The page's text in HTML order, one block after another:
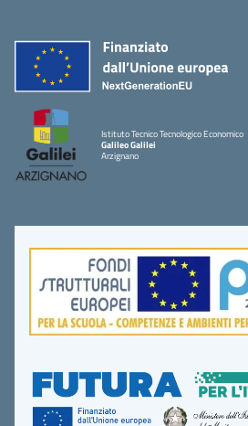
Istituto Tecnico Tecnologico Economico
Galileo Galilei
Arzignano